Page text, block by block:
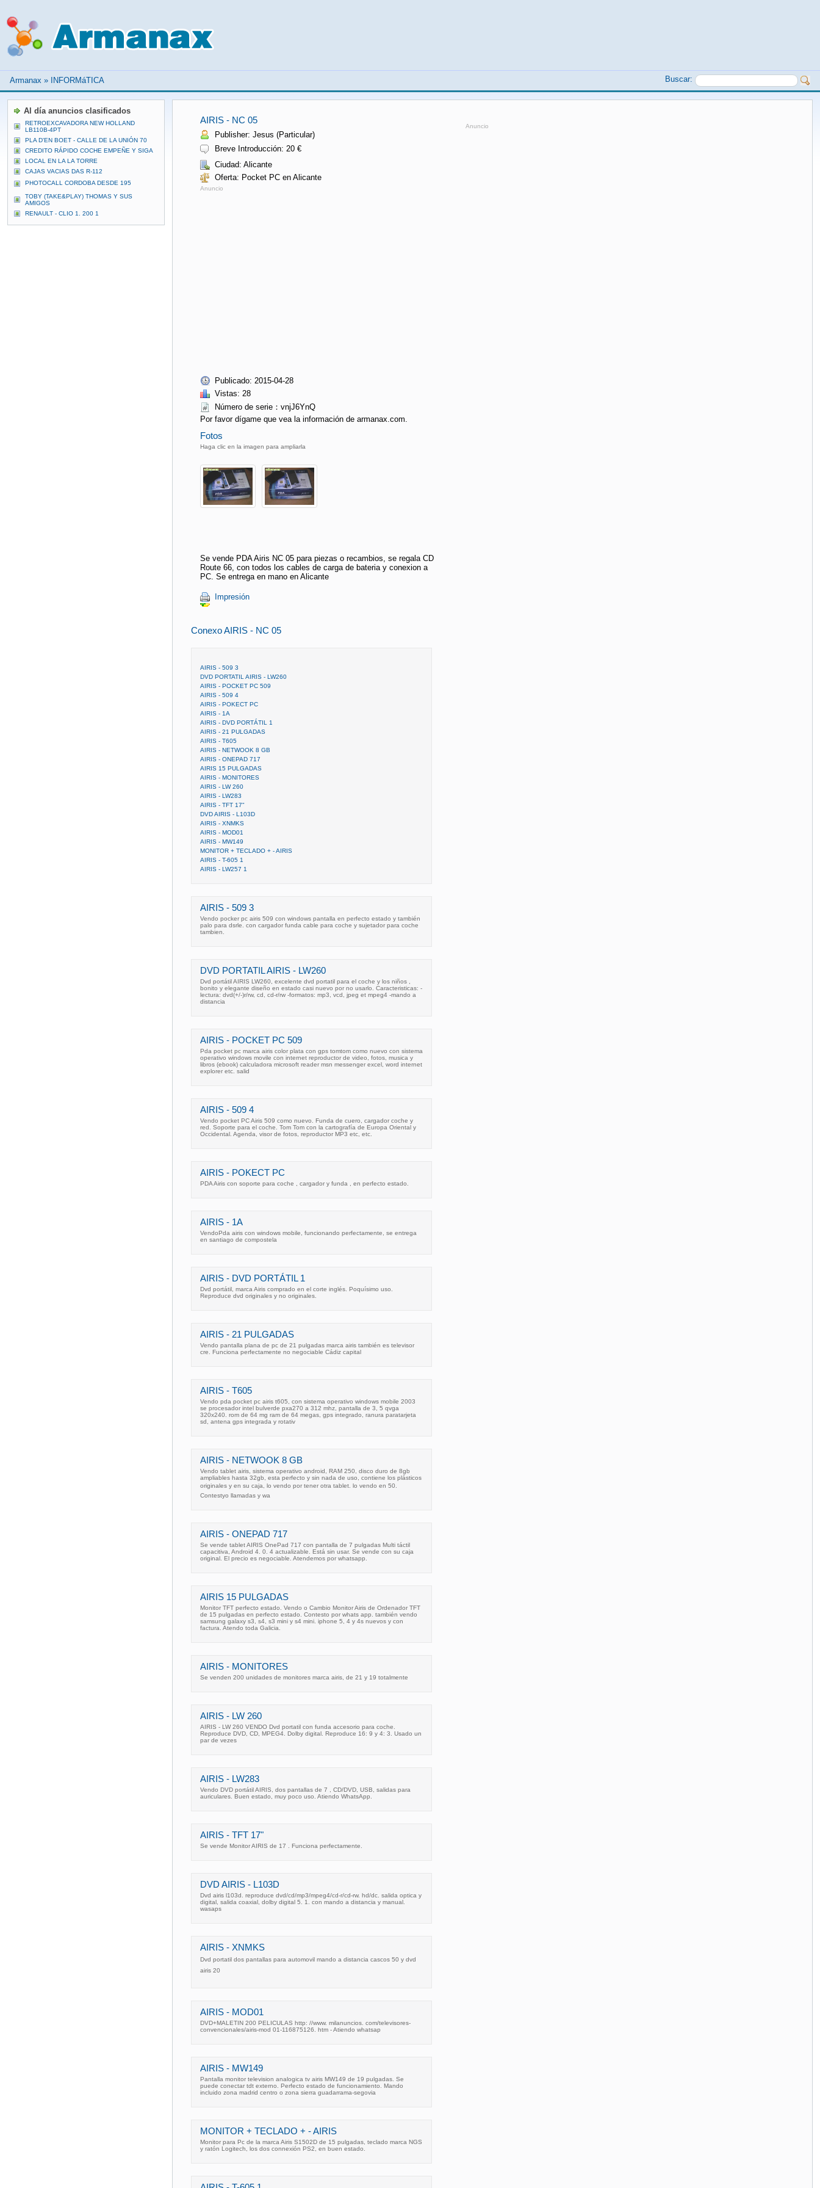
Armanax » INFORMáTICA Buscar:
AIRIS - NC 05
Publisher: Jesus (Particular)
Breve Introducción: 20 €
Ciudad: Alicante
Oferta: Pocket PC en Alicante
Anuncio
Publicado: 2015-04-28
Vistas: 28
Número de serie：vnjJ6YnQ
Por favor dígame que vea la información de armanax.com.
Fotos
Haga clic en la imagen para ampliarla
Se vende PDA Airis NC 05 para piezas o recambios, se regala CD
Route 66, con todos los cables de carga de bateria y conexion a
PC. Se entrega en mano en Alicante
Impresión
Anuncio
Conexo AIRIS - NC 05
AIRIS - 509 3
DVD PORTATIL AIRIS - LW260
AIRIS - POCKET PC 509
AIRIS - 509 4
AIRIS - POKECT PC
AIRIS - 1A
AIRIS - DVD PORTÁTIL 1
AIRIS - 21 PULGADAS
AIRIS - T605
AIRIS - NETWOOK 8 GB
AIRIS - ONEPAD 717
AIRIS 15 PULGADAS
AIRIS - MONITORES
AIRIS - LW 260
AIRIS - LW283
AIRIS - TFT 17"
DVD AIRIS - L103D
AIRIS - XNMKS
AIRIS - MOD01
AIRIS - MW149
MONITOR + TECLADO + - AIRIS
AIRIS - T-605 1
AIRIS - LW257 1
AIRIS - 509 3
Vendo pocker pc airis 509 con windows pantalla en perfecto estado y también
palo para dsrle. con cargador funda cable para coche y sujetador para coche
tambien.
DVD PORTATIL AIRIS - LW260
Dvd portátil AIRIS LW260, excelente dvd portatil para el coche y los niños ,
bonito y elegante diseño en estado casi nuevo por no usarlo. Caracteristicas: -
lectura: dvd(+/-)r/rw, cd, cd-r/rw -formatos: mp3, vcd, jpeg et mpeg4 -mando a
distancia
AIRIS - POCKET PC 509
Pda pocket pc marca airis color plata con gps tomtom como nuevo con sistema
operativo windows movile con internet reproductor de video, fotos, musica y
libros (ebook) calculadora microsoft reader msn messenger excel, word internet
explorer etc. salid
AIRIS - 509 4
Vendo pocket PC Airis 509 como nuevo. Funda de cuero, cargador coche y
red. Soporte para el coche. Tom Tom con la cartografía de Europa Oriental y
Occidental. Agenda, visor de fotos, reproductor MP3 etc, etc.
AIRIS - POKECT PC
PDA Airis con soporte para coche , cargador y funda , en perfecto estado.
AIRIS - 1A
VendoPda airis con windows mobile, funcionando perfectamente, se entrega
en santiago de compostela
AIRIS - DVD PORTÁTIL 1
Dvd portátil, marca Airis comprado en el corte inglés. Poquísimo uso.
Reproduce dvd originales y no originales.
AIRIS - 21 PULGADAS
Vendo pantalla plana de pc de 21 pulgadas marca airis también es televisor
cre. Funciona perfectamente no negociable Cádiz capital
AIRIS - T605
Vendo pda pocket pc airis t605, con sistema operativo windows mobile 2003
se procesador intel bulverde pxa270 a 312 mhz, pantalla de 3, 5 qvga
320x240. rom de 64 mg ram de 64 megas, gps integrado, ranura paratarjeta
sd, antena gps integrada y rotativ
AIRIS - NETWOOK 8 GB
Vendo tablet airis, sistema operativo android, RAM 250, disco duro de 8gb
ampliables hasta 32gb, esta perfecto y sin nada de uso, contiene los plásticos
originales y en su caja, lo vendo por tener otra tablet. lo vendo en 50.
Contestyo llamadas y wa
AIRIS - ONEPAD 717
Se vende tablet AIRIS OnePad 717 con pantalla de 7 pulgadas Multi táctil
capacitiva, Android 4. 0. 4 actualizable. Está sin usar. Se vende con su caja
original. El precio es negociable. Atendemos por whatsapp.
AIRIS 15 PULGADAS
Monitor TFT perfecto estado. Vendo o Cambio Monitor Airis de Ordenador TFT
de 15 pulgadas en perfecto estado. Contesto por whats app. también vendo
samsung galaxy s3, s4, s3 mini y s4 mini. iphone 5, 4 y 4s nuevos y con
factura. Atendo toda Galicia.
AIRIS - MONITORES
Se venden 200 unidades de monitores marca airis, de 21 y 19 totalmente
AIRIS - LW 260
AIRIS - LW 260 VENDO Dvd portatil con funda accesorio para coche.
Reproduce DVD, CD, MPEG4. Dolby digital. Reproduce 16: 9 y 4: 3. Usado un
par de vezes
AIRIS - LW283
Vendo DVD portátil AIRIS, dos pantallas de 7 , CD/DVD, USB, salidas para
auriculares. Buen estado, muy poco uso. Atiendo WhatsApp.
AIRIS - TFT 17"
Se vende Monitor AIRIS de 17 . Funciona perfectamente.
DVD AIRIS - L103D
Dvd airis l103d. reproduce dvd/cd/mp3/mpeg4/cd-r/cd-rw. hd/dc. salida optica y
digital, salida coaxial, dolby digital 5. 1. con mando a distancia y manual.
wasaps
AIRIS - XNMKS
Dvd portatil dos pantallas para automovil mando a distancia cascos 50 y dvd
airis 20
AIRIS - MOD01
DVD+MALETIN 200 PELICULAS http: //www. milanuncios. com/televisores-
convencionales/airis-mod 01-116875126. htm - Atiendo whatsap
AIRIS - MW149
Pantalla monitor television analogica tv airis MW149 de 19 pulgadas. Se
puede conectar tdt externo. Perfecto estado de funcionamiento. Mando
incluido zona madrid centro o zona sierra guadarrama-segovia
MONITOR + TECLADO + - AIRIS
Monitor para Pc de la marca Airis S1502D de 15 pulgadas, teclado marca NGS
y ratón Logitech, los dos connexión PS2, en buen estado.
Al día anuncios clasificados
RETROEXCAVADORA NEW HOLLAND
LB110B-4PT
PLA D'EN BOET - CALLE DE LA UNIÓN 70
CREDITO RÁPIDO COCHE EMPEÑE Y SIGA
LOCAL EN LA LA TORRE
CAJAS VACIAS DAS R-112
PHOTOCALL CORDOBA DESDE 195
TOBY (TAKE&PLAY) THOMAS Y SUS
AMIGOS
RENAULT - CLIO 1. 200 1